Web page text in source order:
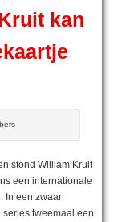
kan
stond William Kruit
een internationale
In een zwaar
tweemaal een